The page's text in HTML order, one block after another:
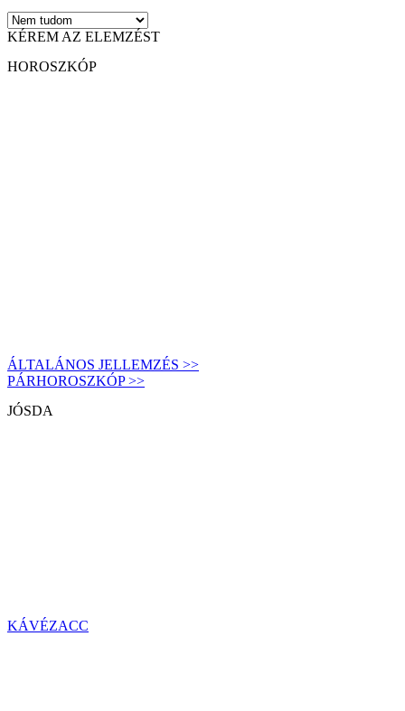
KÉREM AZ ELEMZÉST
HOROSZKÓP
ÁLTALÁNOS JELLEMZÉS >>
PÁRHOROSZKÓP >>
JÓSDA
KÁVÉZACC